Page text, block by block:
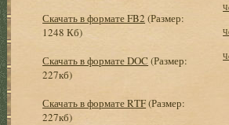
Скачать в формате FB2 (Размер:
1248 Кб)
Скачать в формате DOC (Размер:
227кб)
Скачать в формате RTF(Размер:
227кб)